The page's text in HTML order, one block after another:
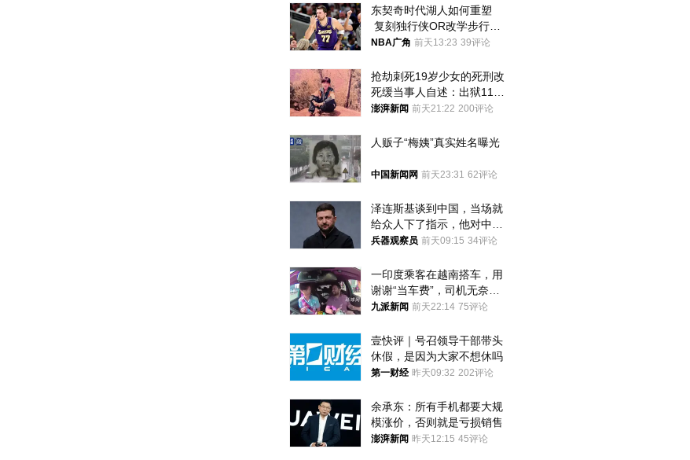
东契奇时代湖人如何重塑
复刻独行侠OR改学步行
者？
NBA广角 前天13:23 39评论
抢劫刺死19岁少女的死刑改
死缓当事人自述：出狱11年
间始终刻意躲避被害人家属
澎湃新闻 前天21:22 200评论
人贩子“梅姨”真实姓名曝光
中国新闻网 前天23:31 62评论
泽连斯基谈到中国，当场就
给众人下了指示，他对中国
和中乌关系，显然又有了新
兵器观察员 前天09:15 34评论
一印度乘客在越南搭车，用
谢谢“当车费”，司机无奈发
笑；印度网友：不代表印度
九派新闻 前天22:14 75评论
壹快评｜号召领导干部带头
休假，是因为大家不想休吗
第一财经 昨天09:32 202评论
余承东：所有手机都要大规
模涨价，否则就是亏损销售
澎湃新闻 昨天12:15 45评论